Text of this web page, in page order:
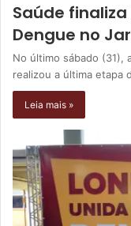
Saúde
Dengue no
No último sábado (31),
realizou a última etapa
Leia mais »